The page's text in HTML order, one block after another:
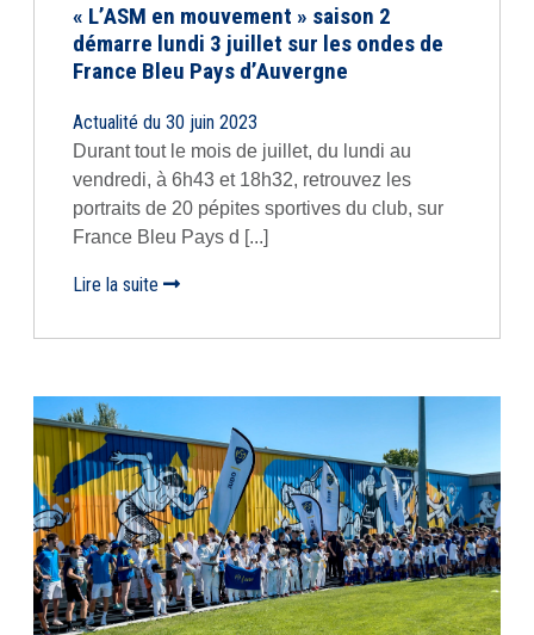
« L’ASM en mouvement » saison 2
démarre lundi 3 juillet sur les ondes de
France Bleu Pays d’Auvergne
Actualité du 30 juin 2023
Durant tout le mois de juillet, du lundi au
vendredi, à 6h43 et 18h32, retrouvez les
portraits de 20 pépites sportives du club, sur
France Bleu Pays d [...]
Lire la suite